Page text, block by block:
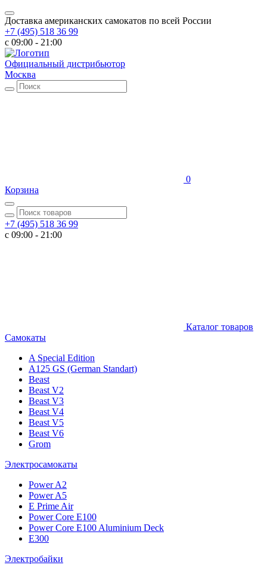
Доставка американских самокатов по всей России
+7 (495) 518 36 99
c 09:00 - 21:00
Официальный дистрибьютор
Москва
0
Корзина
+7 (495) 518 36 99
c 09:00 - 21:00
Каталог товаров
Самокаты
A Special Edition
A125 GS (German Standart)
Beast
Beast V2
Beast V3
Beast V4
Beast V5
Beast V6
Grom
Электросамокаты
Power A2
Power A5
E Prime Air
Power Core E100
Power Core E100 Aluminium Deck
E300
Электробайки